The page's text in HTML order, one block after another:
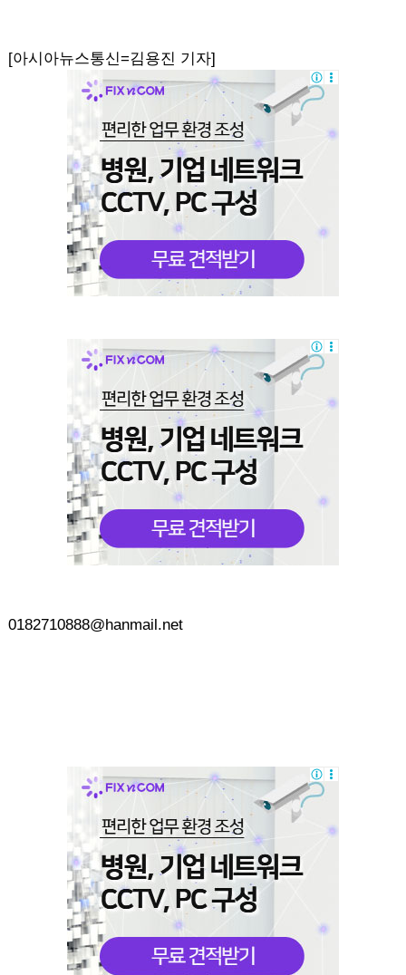
[아시아뉴스통신=김용진 기자]
0182710888@hanmail.net